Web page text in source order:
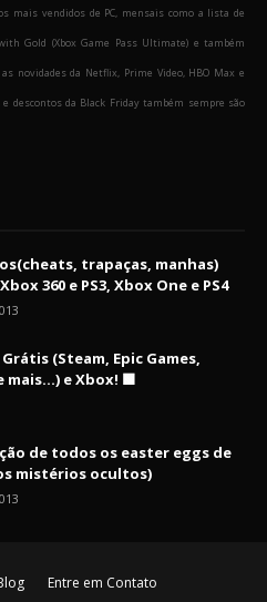
mais vendidos de PC, mensais como a lista de
Gold (Xbox Game Pass Ultimate) e também
novidades da Netflix, Prime Video, HBO Max e
descontos da Black Friday também sempre são
trapaças, manhas)
360 e PS3, Xbox One e PS4
(Steam, Epic Games,
e Xbox! 🟩
de todos os easter eggs de
mistérios ocultos)
Entre em Contato